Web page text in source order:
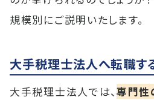
規模別にご説明いたします。
大手税理士法人へ転職す
大手税理士法人では、専門性